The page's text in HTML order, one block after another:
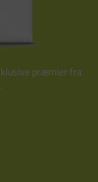
præmier fra